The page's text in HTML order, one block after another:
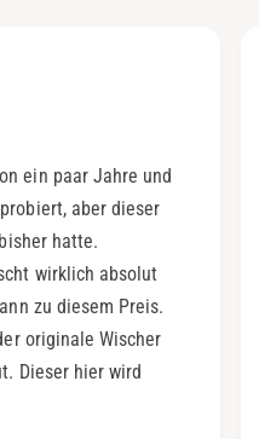
ein paar Jahre und
aber dieser
hatte.
wirklich absolut
zu diesem Preis.
originale Wischer
Dieser hier wird